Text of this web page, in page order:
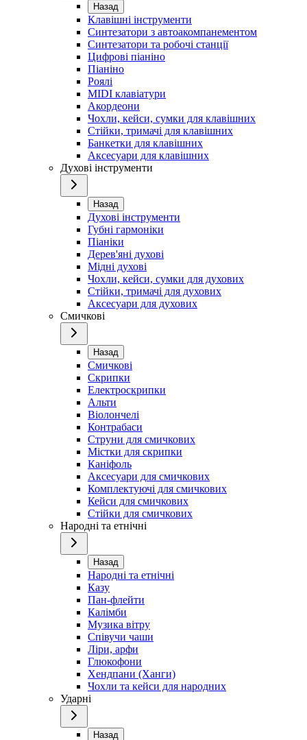
Назад
Клавішні інструменти
Синтезатори з автоакомпанементом
Синтезатори та робочі станції
Цифрові піаніно
Піаніно
Роялі
MIDI клавіатури
Акордеони
Чохли, кейси, сумки для клавішних
Стійки, тримачі для клавішних
Банкетки для клавішних
Аксесуари для клавішних
Духові інструменти
Назад
Духові інструменти
Губні гармоніки
Піаніки
Дерев'яні духові
Мідні духові
Чохли, кейси, сумки для духових
Стійки, тримачі для духових
Аксесуари для духових
Смичкові
Назад
Смичкові
Скрипки
Електроскрипки
Альти
Віолончелі
Контрабаси
Струни для смичкових
Містки для скрипки
Каніфоль
Аксесуари для смичкових
Комплектуючі для смичкових
Кейси для смичкових
Стійки для смичкових
Народні та етнічні
Назад
Народні та етнічні
Казу
Пан-флейти
Калімби
Музика вітру
Співучи чаши
Ліри, арфи
Глюкофони
Хендпани (Ханги)
Чохли та кейси для народних
Ударні
Назад